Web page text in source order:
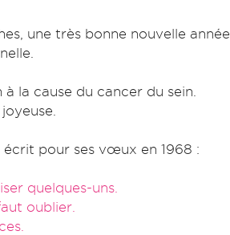
une très bonne nouvelle année.
la cause du cancer du sein.
pour ses vœux en 1968 :
quelques-uns.
oublier.